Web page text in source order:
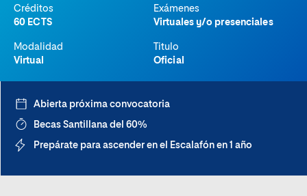
Créditos
60 ECTS
Exámenes
Virtuales y/o presenciales
Modalidad
Virtual
Titulo
Oficial
Abierta próxima convocatoria
Becas Santillana del 60%
Prepárate para ascender en el Escalafón en 1 año